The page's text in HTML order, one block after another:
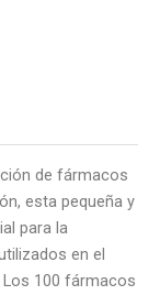
de fármacos
esta pequeña y
para la
en el
Los 100 fármacos